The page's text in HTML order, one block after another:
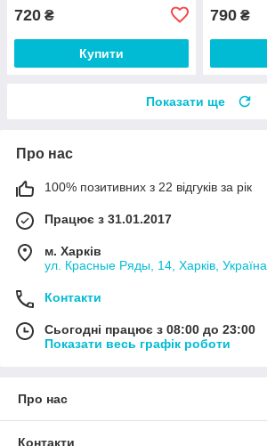
720 ₴
Купити
790 ₴
Показати ще
Про нас
100% позитивних з 22 відгуків за рік
Працює з 31.01.2017
м. Харків
ул. Красные Ряды, 14, Харків, Україна
Контакти
Сьогодні працює з 08:00 до 23:00
Показати весь графік роботи
Про нас
Контакти